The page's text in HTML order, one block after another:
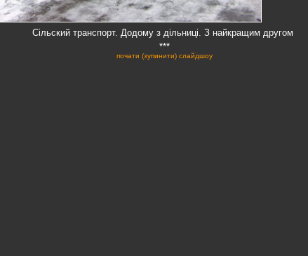
Сільский транспорт. Додому з дільниці. З найкращим другом
***
почати (зупинити) слайдшоу